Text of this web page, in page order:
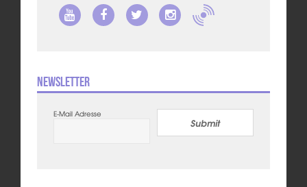
Newsletter
E-Mail Adresse
Submit